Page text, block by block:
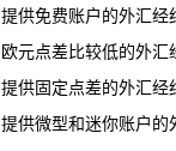
提供免费账户的外汇经
欧元点差比较低的外汇
提供固定点差的外汇经
提供微型和迷你账户的